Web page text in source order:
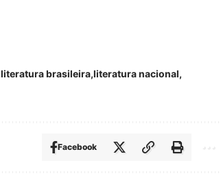
literatura brasileira literatura nacional
Facebook